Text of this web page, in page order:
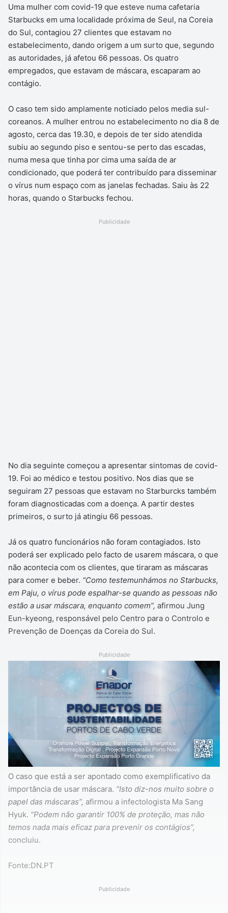
Uma mulher com covid-19 que esteve numa cafetaria
Starbucks em uma localidade próxima de Seul, na Coreia
do Sul, contagiou 27 clientes que estavam no
estabelecimento, dando origem a um surto que, segundo
as autoridades, já afetou 66 pessoas. Os quatro
empregados, que estavam de máscara, escaparam ao
contágio.
O caso tem sido amplamente noticiado pelos media sul-
coreanos. A mulher entrou no estabelecimento no dia 8 de
agosto, cerca das 19.30, e depois de ter sido atendida
subiu ao segundo piso e sentou-se perto das escadas,
numa mesa que tinha por cima uma saída de ar
condicionado, que poderá ter contribuído para disseminar
o vírus num espaço com as janelas fechadas. Saiu às 22
horas, quando o Starbucks fechou.
Publicidade
No dia seguinte começou a apresentar sintomas de covid-
19. Foi ao médico e testou positivo. Nos dias que se
seguiram 27 pessoas que estavam no Starburcks também
foram diagnosticadas com a doença. A partir destes
primeiros, o surto já atingiu 66 pessoas.
Já os quatro funcionários não foram contagiados. Isto
poderá ser explicado pelo facto de usarem máscara, o que
não acontecia com os clientes, que tiraram as máscaras
para comer e beber. “Como testemunhámos no Starbucks,
em Paju, o vírus pode espalhar-se quando as pessoas não
estão a usar máscara, enquanto comem”, afirmou Jung
Eun-kyeong, responsável pelo Centro para o Controlo e
Prevenção de Doenças da Coreia do Sul.
Publicidade
O caso que está a ser apontado como exemplificativo da
importância de usar máscara. “Isto diz-nos muito sobre o
papel das máscaras”, afirmou a infectologista Ma Sang
Hyuk. “Podem não garantir 100% de proteção, mas não
temos nada mais eficaz para prevenir os contágios”,
concluiu.
Fonte:DN.PT
Publicidade